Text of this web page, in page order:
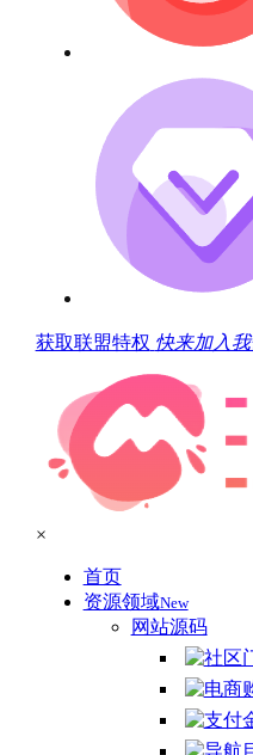
获取联盟特权 快来加入
×
首页
资源领域New
网站源码